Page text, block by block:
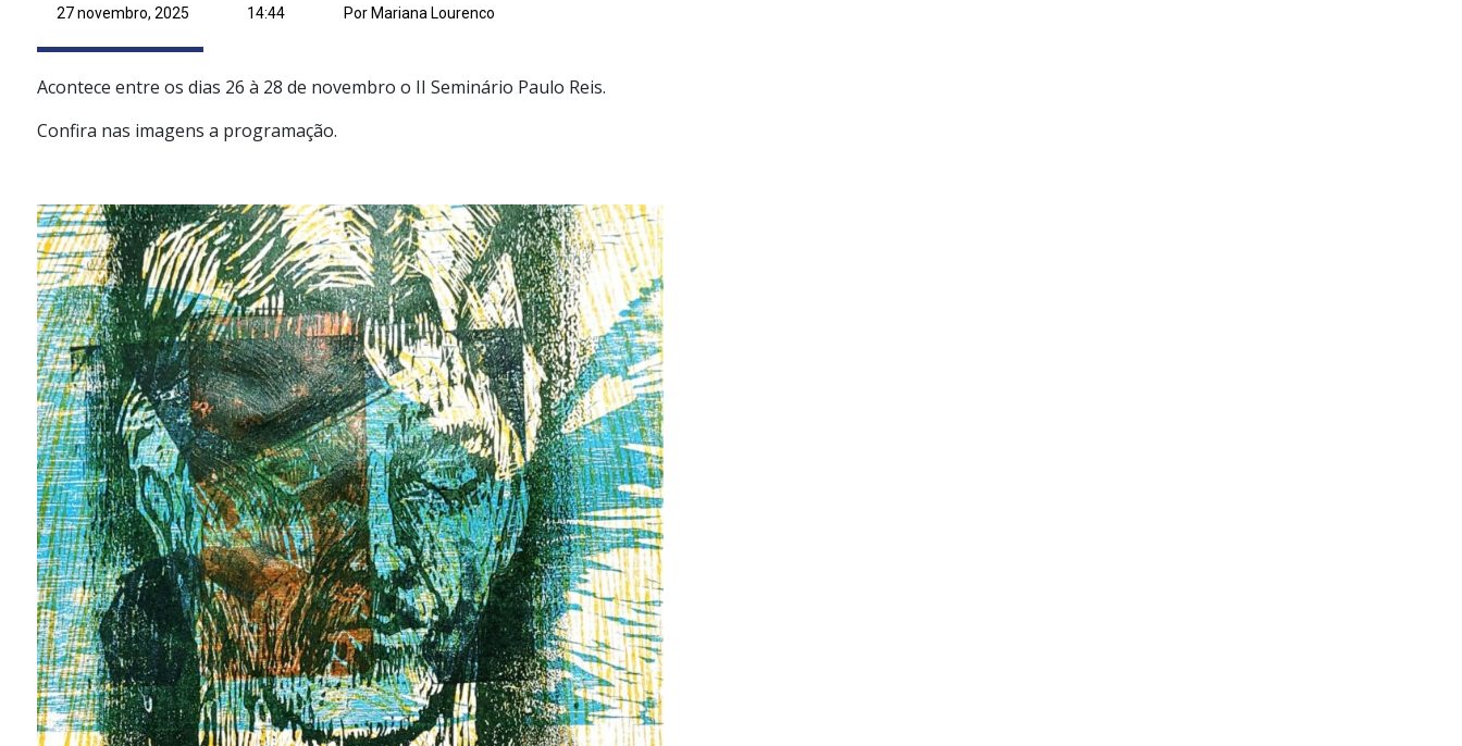
27 novembro, 2025 14:44 Por Mariana Lourenco
Acontece entre os dias 26 à 28 de novembro o II Seminário Paulo Reis.
Confira nas imagens a programação.